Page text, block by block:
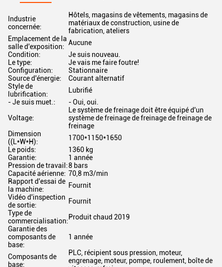
Industrie
concernée:
Hôtels, magasins de vêtements, magasins de
matériaux de construction, usine de
fabrication, ateliers
Emplacement de la
salle d'exposition: Aucune
Condition:
Je suis nouveau.
Le type:
Je vais me faire foutre!
Configuration:
Stationnaire
Source d'énergie:
Courant alternatif
Style de
lubrification:
Lubrifié
- Je suis muet.:
- Oui, oui.
Voltage:
Le système de freinage doit être équipé d'un
système de freinage de freinage de freinage de
freinage
Dimension
((L*W*H):
1700*1150*1650
Le poids:
1360 kg
Garantie:
1 année
Pression de travail:8 bars
Capacité aérienne: 70,8 m3/min
Rapport d'essai de
la machine:
Fournit
Vidéo d'inspection
de sortie:
Fournit
Type de
commercialisation:Produit chaud 2019
Garantie des
composants de
base:
1 année
Composants de
base:
PLC, récipient sous pression, moteur,
engrenage, moteur, pompe, roulement, boîte de